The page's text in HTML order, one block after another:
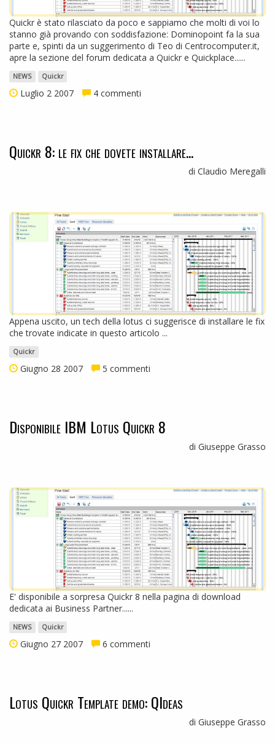
Quickr è stato rilasciato da poco e sappiamo che molti di voi lo
stanno già provando con soddisfazione: Dominopoint fa la sua
parte e, spinti da un suggerimento di Teo di Centrocomputer.it,
apre la sezione del forum dedicata a Quickr e Quickplace......
NEWS Quickr
Luglio 2 2007 4 commenti
Quickr 8: le fix che dovete installare...
di Claudio Meregalli
Appena uscito, un tech della lotus ci suggerisce di installare le fix
che trovate indicate in questo articolo ...
Quickr
Giugno 28 2007 5 commenti
Disponibile IBM Lotus Quickr 8
di Giuseppe Grasso
E' disponibile a sorpresa Quickr 8 nella pagina di download
dedicata ai Business Partner......
NEWS Quickr
Giugno 27 2007 6 commenti
Lotus Quickr Template demo: QIdeas
di Giuseppe Grasso